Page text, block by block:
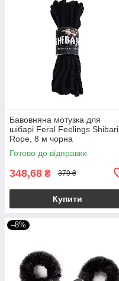
Бавовняна мотузка для
шібарі Feral Feelings Shibari
Rope, 8 м чорна
Готово до відправки
348,68 ₴ 379 ₴
Купити
–8%